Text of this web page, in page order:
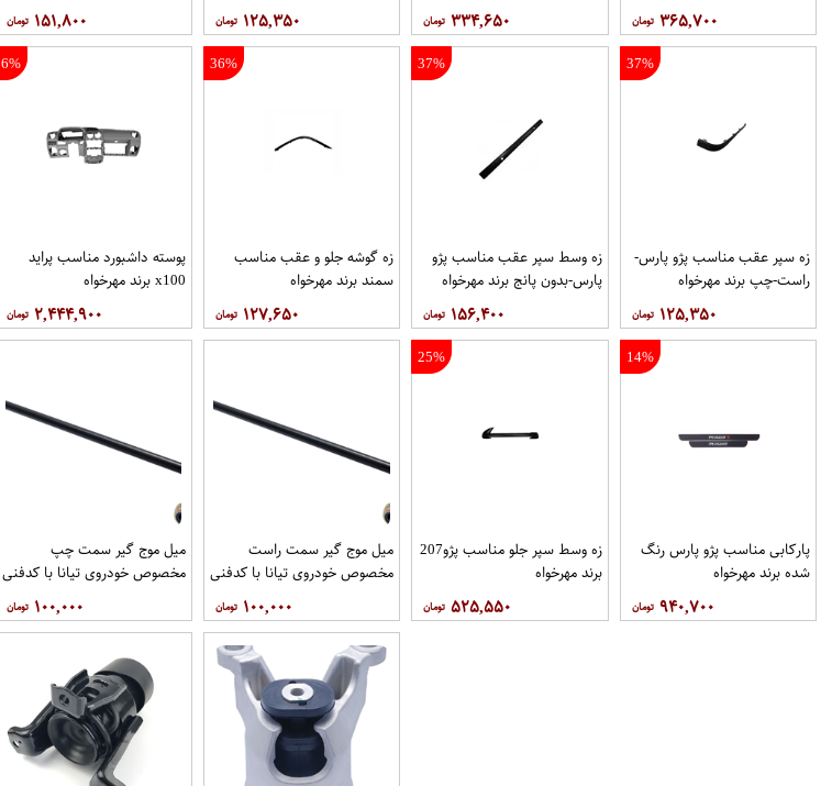
۳۶۵,۷۰۰ ۳۳۴,۶۵۰ ۱۲۵,۳۵۰ ۱۵۱,۸۰۰
37%
زه سپر عقب مناسب پژو پارس-
راست-چپ برند مهرخواه
۱۲۵,۳۵۰
37%
زه وسط سپر عقب مناسب پژو
پارس-بدون پانج برند مهرخواه
۱۵۶,۴۰۰
36%
زه گوشه جلو و عقب مناسب
سمند برند مهرخواه
۱۲۷,۶۵۰
6%
پوسته داشبورد مناسب پراید
x100 برند مهرخواه
۲,۴۴۴,۹۰۰
14%
پاركابی مناسب پژو پارس رنگ
شده برند مهرخواه
۹۴۰,۷۰۰
25%
زه وسط سپر جلو مناسب پژو207
برند مهرخواه
۵۲۵,۵۵۰
میل موج گیر سمت راست
مخصوص خودروی تیانا با کدفنی
54618-1AA0E برندنیسان موتور
فروشگاه مگاموتور ۱۰۰,۰۰۰
میل موج گیر سمت چپ
مخصوص خودروی تیانا با کدفنی
54668-1AA0E برندنیسان موتور
فروشگاه مگاموتور ۱۰۰,۰۰۰